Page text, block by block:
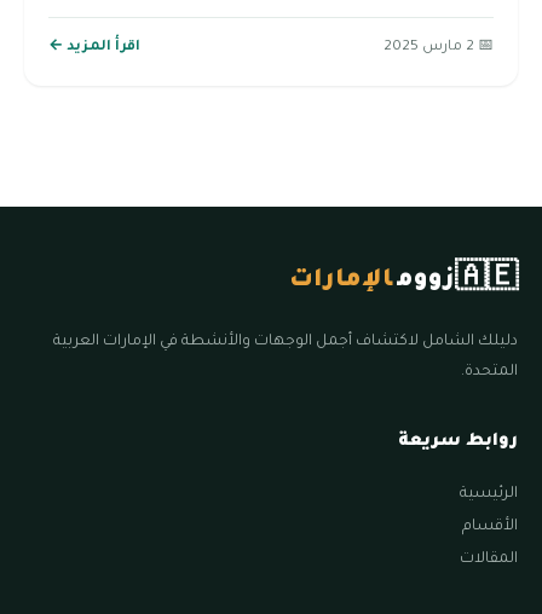
📅 2 مارس 2025 اقرأ المزيد ←
🇦🇪زوومالإمارات
دليلك الشامل لاكتشاف أجمل الوجهات والأنشطة في الإمارات العربية
المتحدة.
روابط سريعة
الرئيسية
الأقسام
المقالات